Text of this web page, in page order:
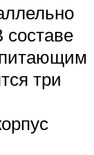
питающим
три